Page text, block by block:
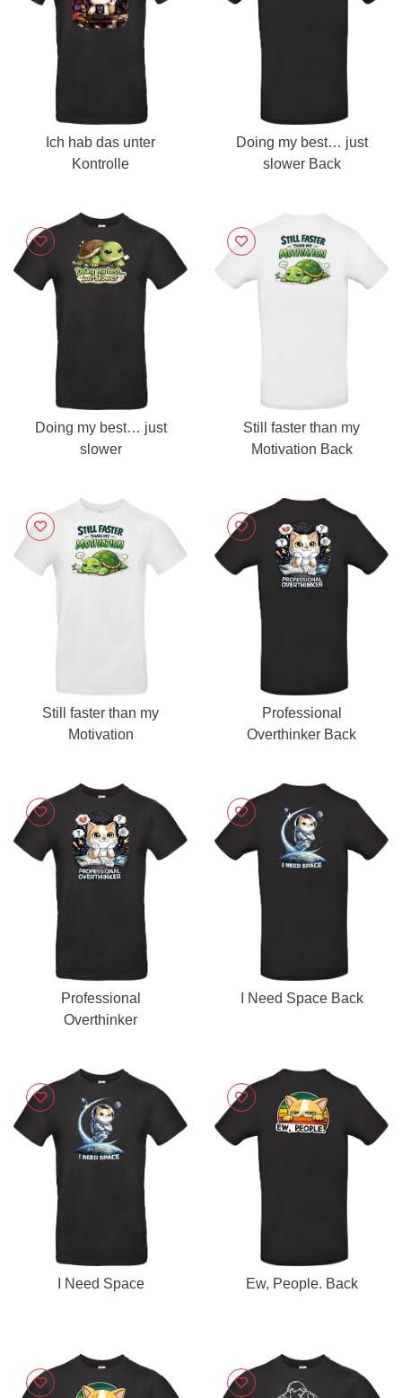
Ich hab das unter
Kontrolle
Doing my best… just
slower Back
Doing my best… just
slower
Still faster than my
Motivation Back
Still faster than my
Motivation
Professional
Overthinker Back
Professional
Overthinker
I Need Space Back
I Need Space Ew, People. Back